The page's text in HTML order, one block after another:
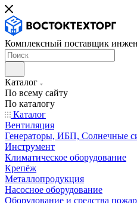
Комплексный поставщик
Каталог
По всему сайту
По каталогу
Каталог
Вентиляция
Генераторы, ИБП, Солнечные
Инструмент
Климатическое оборудование
Крепёж
Металлопродукция
Насосное оборудование
Оборудование и средства